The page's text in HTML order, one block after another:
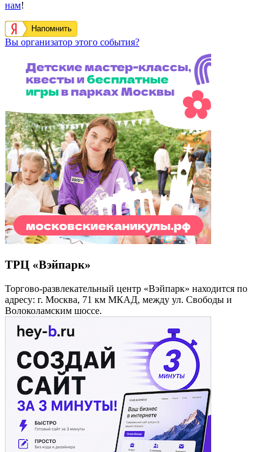
нам!
Напомнить
Вы организатор этого события?
ТРЦ «Вэйпарк»
Торгово-развлекательный центр «Вэйпарк» находится по
адресу: г. Москва, 71 км МКАД, между ул. Свободы и
Волоколамским шоссе.